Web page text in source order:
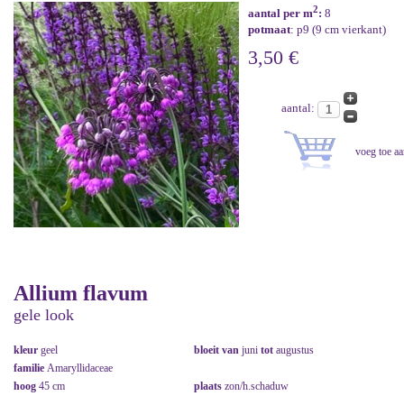
aantal per m2: 8
potmaat: p9 (9 cm vierkant)
3,50 €
aantal:
Allium flavum
gele look
kleur geel bloeit van juni tot augustus
familie Amaryllidaceae
hoog 45 cm plaats zon/h.schaduw